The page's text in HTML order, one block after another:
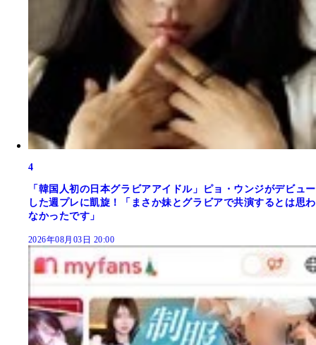
4
「韓国人初の日本グラビアアイドル」ピョ・ウンジがデビュー
した週プレに凱旋！「まさか妹とグラビアで共演するとは思わ
なかったです」
2026年08月03日 20:00